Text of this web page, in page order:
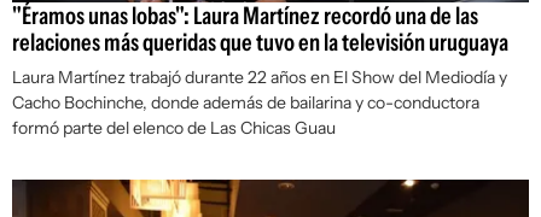
"Éramos unas lobas": Laura Martínez recordó una de las
relaciones más queridas que tuvo en la televisión uruguaya
Laura Martínez trabajó durante 22 años en El Show del Mediodíay
Cacho Bochinche, donde además de bailarina y co-conductora
formó parte del elenco de Las Chicas Guau